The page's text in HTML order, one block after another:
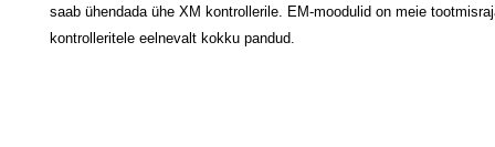
saab ühendada ühe XM kontrollerile. EM-moodulid on meie
kontrolleritele eelnevalt kokku pandud.